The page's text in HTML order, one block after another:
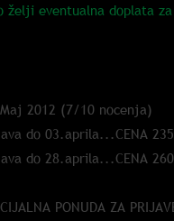
želji eventualna doplata
2012 (7/10 nocenja)
do 03.aprila...CENA
do 28.aprila...CENA
PONUDA ZA